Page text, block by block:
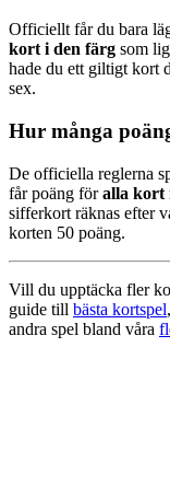
Officiellt får du bara
kort i den färg som
hade du ett giltigt kort
sex.
Hur många
De officiella reglerna
får poäng föralla kort
sifferkort räknas efter
korten 50 poäng.
Vill du upptäcka fler
guide till bästa kortspel
andra spel bland våra